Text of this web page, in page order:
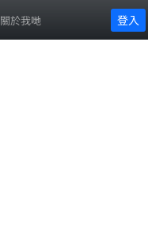
關於我哋 登入